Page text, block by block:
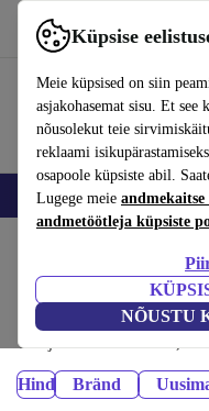
Küpsise
Meie küpsised on siin
asjakohasemat sisu. Et
nõusolekut teie
reklaami
osapoole küpsiste abil.
Lugege meie andmekaitse
andmetöötleja küpsiste
NÕUSTU
Kasuta rakendust refurbed
Nutitelefoni Sülearvutid
Printerid ja
Kvaliteetsed renoveeritud
Teie jätkusuutlikum valik,
Hind Bränd